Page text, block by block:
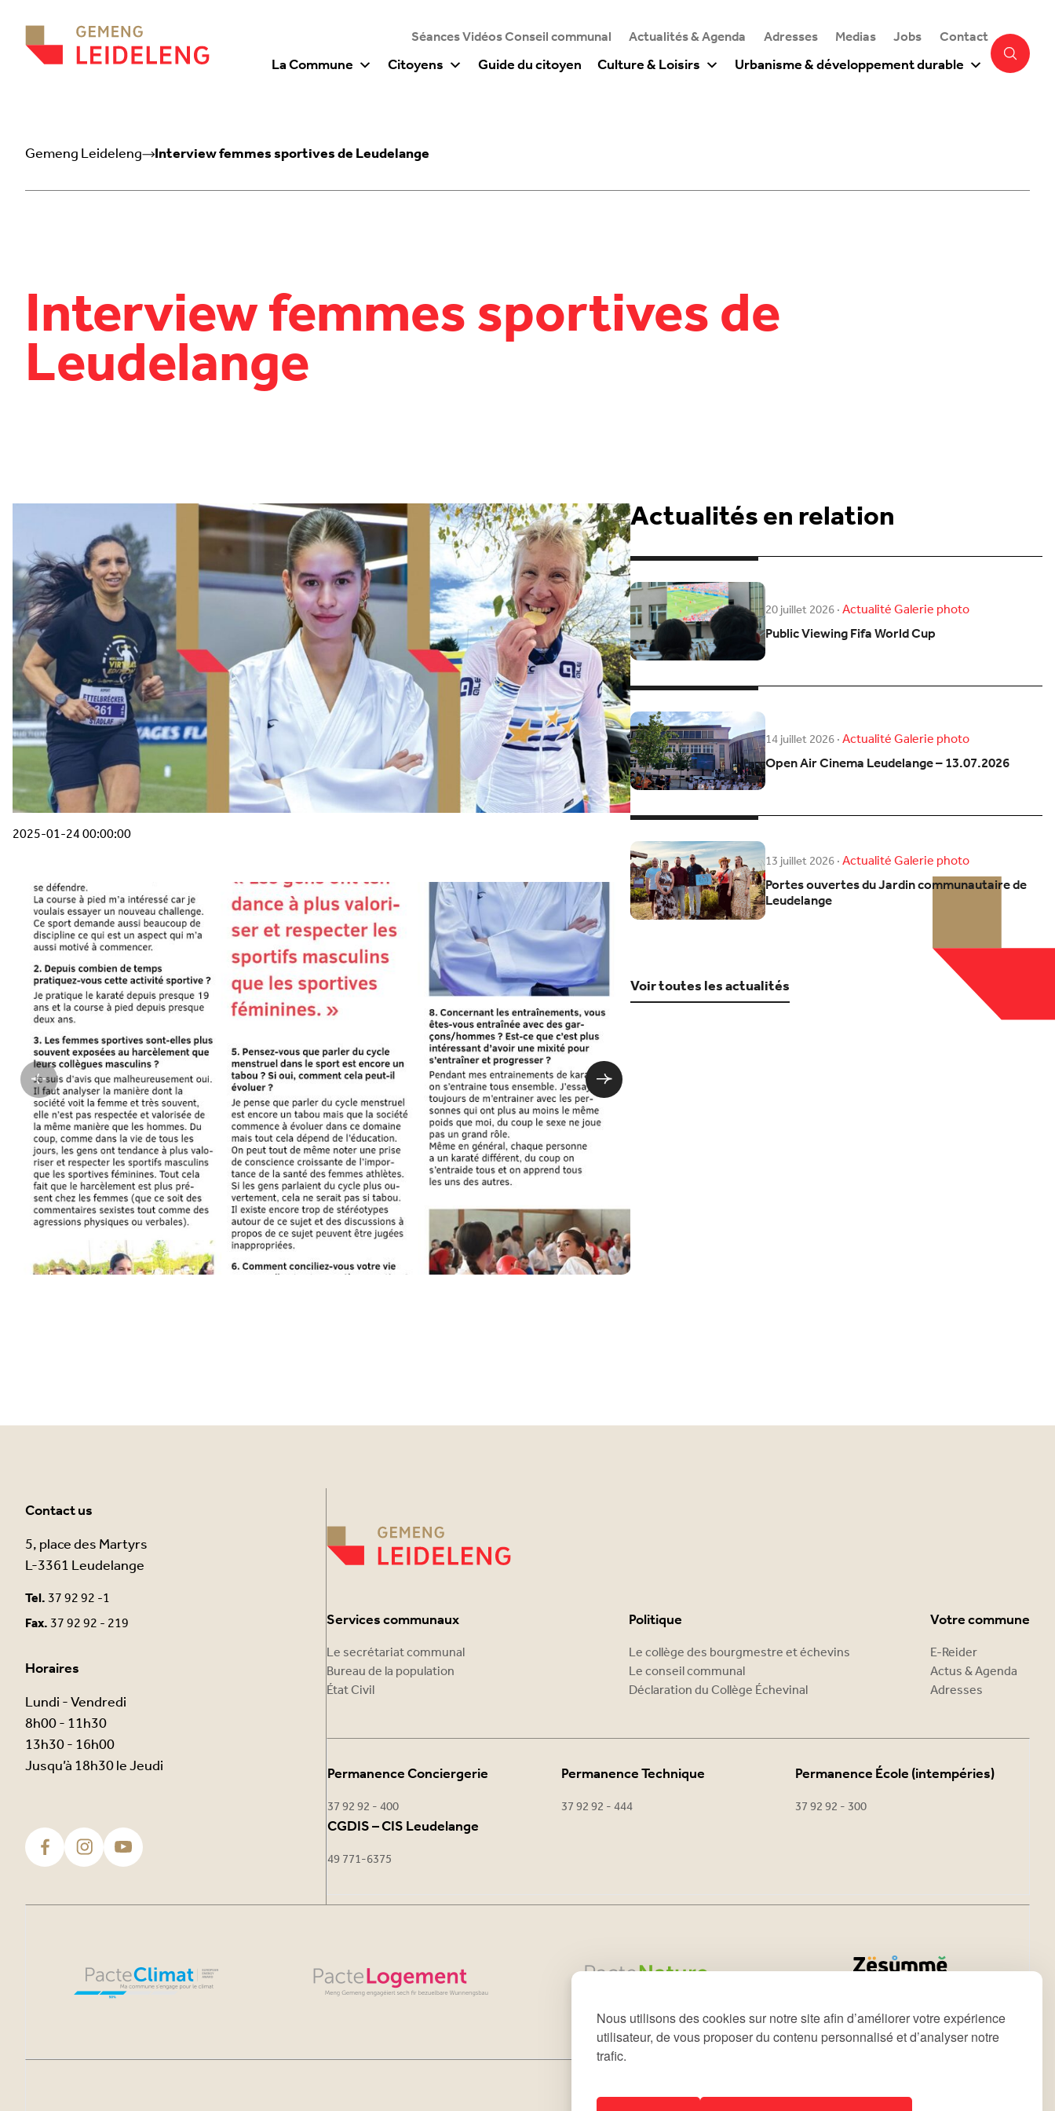
Nous utilisons des cookies sur notre site afin d’améliorer votre expérience
utilisateur, de vous proposer du contenu personnalisé et d’analyser notre
trafic.
Séances Vidéos Conseil communal Actualités & Agenda Adresses Medias Jobs Contact
La Commune Citoyens Guide du citoyen Culture & Loisirs Urbanisme & développement durable
Gemeng Leideleng Interview femmes sportives de Leudelange
Interview femmes sportives de
Leudelange
2025-01-24 00:00:00
Actualités en relation
20 juillet 2026·ActualitéGalerie photo
Public Viewing Fifa World Cup
14 juillet 2026·ActualitéGalerie photo
Open Air Cinema Leudelange – 13.07.2026
13 juillet 2026·ActualitéGalerie photo
Portes ouvertes du Jardin communautaire de
Leudelange
Voir toutes les actualités
Contact us
5, place des Martyrs
L-3361 Leudelange
Tel.37 92 92 -1
Fax.37 92 92 - 219
Horaires
Lundi - Vendredi
8h00 - 11h30
13h30 - 16h00
Jusqu’à 18h30 le Jeudi
Services communaux
Le secrétariat communal
Bureau de la population
État Civil
Politique
Le collège des bourgmestre et échevins
Le conseil communal
Déclaration du Collège Échevinal
Votre commune
E-Reider
Actus & Agenda
Adresses
Permanence Conciergerie
37 92 92 - 400
Permanence Technique
37 92 92 - 444
Permanence École (intempéries)
37 92 92 - 300
CGDIS – CIS Leudelange
49 771-6375